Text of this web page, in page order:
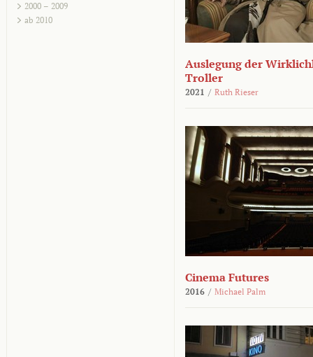
2000 – 2009
ab 2010
Auslegung der
Troller
2021 / Ruth Rieser
Cinema Futures
2016 / Michael Palm